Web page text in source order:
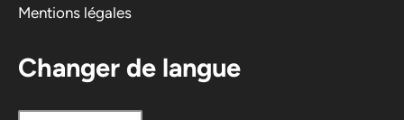
:Mentions légales
Changer de langue